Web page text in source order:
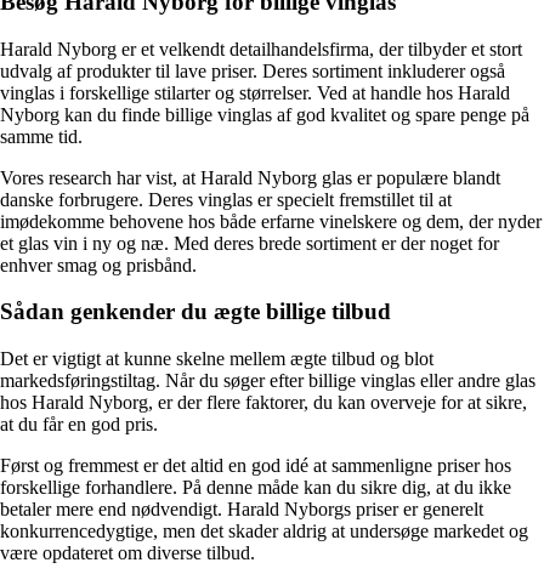
Harald Nyborg er et velkendt detailhandelsfirma, der tilbyder et stort
udvalg af produkter til lave priser. Deres sortiment inkluderer også
vinglas i forskellige stilarter og størrelser. Ved at handle hos Harald
Nyborg kan du finde billige vinglas af god kvalitet og spare penge på
samme tid.
Vores research har vist, at Harald Nyborg glas er populære blandt
danske forbrugere. Deres vinglas er specielt fremstillet til at
imødekomme behovene hos både erfarne vinelskere og dem, der nyder
et glas vin i ny og næ. Med deres brede sortiment er der noget for
enhver smag og prisbånd.
Sådan genkender du ægte billige tilbud
Det er vigtigt at kunne skelne mellem ægte tilbud og blot
markedsføringstiltag. Når du søger efter billige vinglas eller andre glas
hos Harald Nyborg, er der flere faktorer, du kan overveje for at sikre,
at du får en god pris.
Først og fremmest er det altid en god idé at sammenligne priser hos
forskellige forhandlere. På denne måde kan du sikre dig, at du ikke
betaler mere end nødvendigt. Harald Nyborgs priser er generelt
konkurrencedygtige, men det skader aldrig at undersøge markedet og
være opdateret om diverse tilbud.